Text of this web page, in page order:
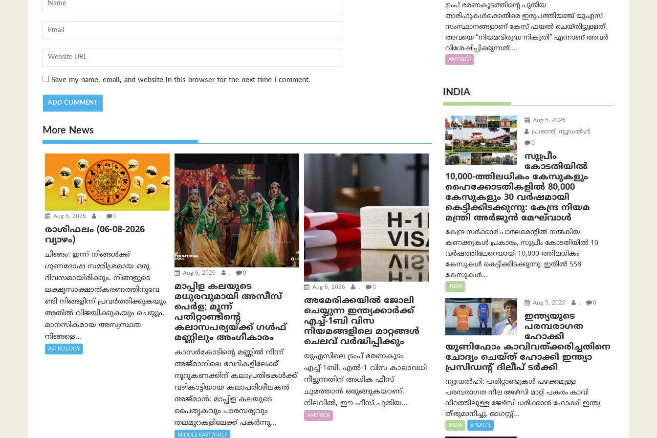
Save my name, email, and website in this browser for the next time I comment.
More News
Aug 6, 2026 . 0
രാശിഫലം (06-08-2026
വ്യാഴം)
ചിങ്ങം: ഇന്ന് നിങ്ങൾക്ക്
ഗുണദോഷ സമ്മിശ്രമായ ഒരു
ദിവസമായിരിക്കും. നിങ്ങളുടെ
ലക്ഷ്യസാക്ഷാത്കരണത്തിനുവേ
ണ്ടി നിങ്ങളിന്ന് പ്രവർത്തിക്കുകയും
അതില്‍ വിജയിക്കുകയും ചെയ്യും.
മാനസികമായ അസ്വസ്ഥത
നിങ്ങളെ...
ASTROLOGY
Aug 6, 2026 . 0
മാപ്പിള കലയുടെ
മധുരവുമായി അസീസ്
പെർള; മൂന്ന്
പതിറ്റാണ്ടിന്റെ
കലാസപര്യയ്ക്ക് ഗൾഫ്
മണ്ണിലും അംഗീകാരം
കാസർകോടിന്റെ മണ്ണിൽ നിന്ന്
അജ്മാനിലെ വേദികളിലേക്ക്
നൂറുകണക്കിന് കലാപ്രതിഭകൾക്ക്
വഴികാട്ടിയായ കലാപരിശീലകൻ
അജ്മാൻ: മാപ്പിള കലയുടെ
പൈതൃകവും പാരമ്പര്യവും
തലമുറകളിലേക്ക് പകർന്നു...
MIDDLE EAST/GULF
Aug 6, 2026 . 0
അമേരിക്കയില്‍ ജോലി
ചെയ്യുന്ന ഇന്ത്യക്കാർക്ക്
എച്ച്-1ബി വിസ
നിയമങ്ങളിലെ മാറ്റങ്ങൾ
ചെലവ് വർദ്ധിപ്പിക്കും
യുഎസിലെ ട്രംപ് ഭരണകൂടം
എച്ച്-1ബി, എൽ-1 വിസ കാലാവധി
നീട്ടുന്നതിന് അധിക ഫീസ്
ചുമത്താൻ ഒരുങ്ങുകയാണ്.
നിലവിൽ, ഈ ഫീസ് പുതിയ...
AMERICA
ട്രംപ് ഭരണകൂടത്തിന്റെ പുതിയ
താരിഫുകൾക്കെതിരെ ഇരുപത്തിയഞ്ച് യുഎസ്
സംസ്ഥാനങ്ങളാണ് കേസ് ഫയൽ ചെയ്തിട്ടുള്ളത്.
അവയെ “നിയമവിരുദ്ധ നികുതി” എന്നാണ് അവര്‍
വിശേഷിപ്പിക്കുന്നത്....
AMERICA
INDIA
Aug 5, 2026
പ്രശാന്ത്, ന്യൂഡല്‍ഹി
0
സുപ്രീം
കോടതിയിൽ
10,000-ത്തിലധികം കേസുകളും
ഹൈക്കോടതികളിൽ 80,000
കേസുകളും 30 വർഷമായി
കെട്ടിക്കിടക്കുന്നു: കേന്ദ്ര നിയമ
മന്ത്രി അര്‍ജുന്‍ മേഘ്‌വാള്‍
കേന്ദ്ര സർക്കാർ പാർലമെന്റിൽ നൽകിയ
കണക്കുകൾ പ്രകാരം, സുപ്രീം കോടതിയിൽ 10
വർഷത്തിലേറെയായി 10,000-ത്തിലധികം
കേസുകൾ കെട്ടിക്കിടക്കുന്നു. ഇതിൽ 558
കേസുകൾ...
INDIA
Aug 5, 2026 . 0
ഇന്ത്യയുടെ
പരമ്പരാഗത
ഹോക്കി
യൂണിഫോം കാവിവത്ക്കരിച്ചതിനെ
ചോദ്യം ചെയ്ത് ഹോക്കി ഇന്ത്യാ
പ്രസിഡന്റ് ദിലീപ് ടര്‍ക്കി
ന്യൂഡൽഹി: പതിറ്റാണ്ടുകൾ പഴക്കമുള്ള
പരമ്പരാഗത നീല ജേഴ്‌സി മാറ്റി പകരം കാവി
നിറത്തിലുള്ള ജേഴ്‌സി ധരിക്കാൻ ഹോക്കി ഇന്ത്യ
തീരുമാനിച്ചു. ഓഗസ്റ്റ്...
INDIA SPORTS